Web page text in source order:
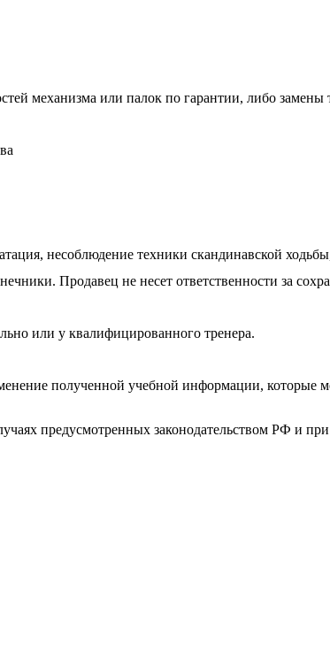
механизма или палок по гарантии, либо замены
несоблюдение техники скандинавской
Продавец не несет ответственности за
или у квалифицированного тренера.
полученной учебной информации, которые
предусмотренных законодательством РФ и